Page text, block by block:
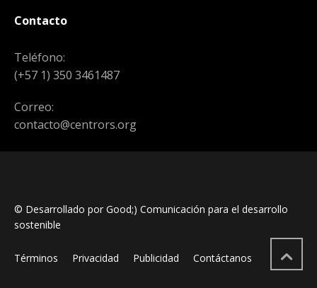
Contacto
Teléfono:
(+57 1) 350 3461487
Correo:
contacto@centrors.org
© Desarrollado por Good;) Comunicación para el desarrollo
sostenible
Términos Privacidad Publicidad Contáctanos